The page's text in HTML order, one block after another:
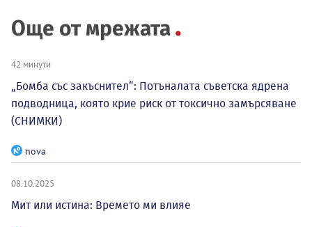
Още от мрежата
42 минути
„Бомба със закъснител“: Потъналата съветска ядрена
подводница, която крие риск от токсично замърсяване
(СНИМКИ)
nova
08.10.2025
Мит или истина: Времето ми влияе